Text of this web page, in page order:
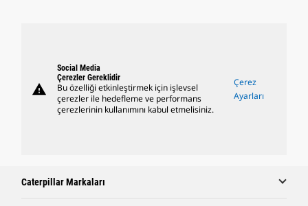
warning
Social Media
Çerezler Gereklidir
Bu özelliği etkinleştirmek için işlevsel
çerezler ile hedefleme ve performans
çerezlerinin kullanımını kabul etmelisiniz.
Çerez
Ayarları
Caterpillar Markaları